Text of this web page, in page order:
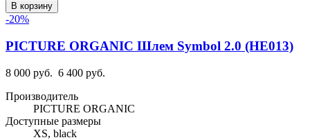
В корзину
-20%
PICTURE ORGANIC Шлем Symbol 2.0 (HE013)
8 000 руб. 6 400 руб.
Производитель
PICTURE ORGANIC
Доступные размеры
XS, black